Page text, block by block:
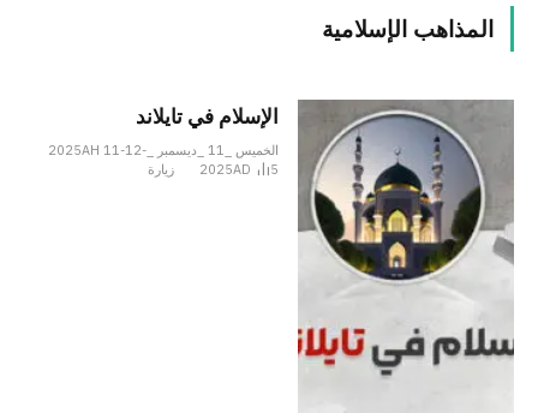
المذاهب الإسلامية
الإسلام في تايلاند
الخميس _11 _ديسمبر _2025AH 11-12-
2025AD
5 زيارة